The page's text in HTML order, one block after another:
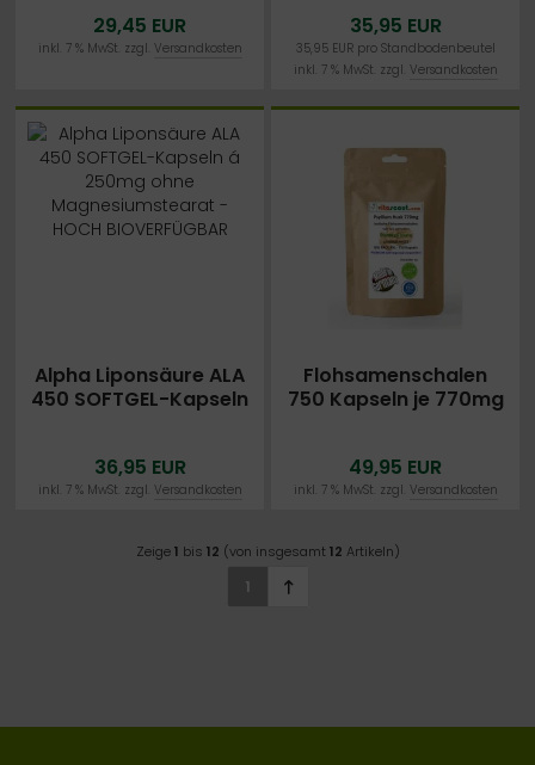
LABORGEPRÜFT
29,45 EUR
inkl. 7 % MwSt. zzgl. Versandkosten
PREMIUMQUALITÄT
SEHR FEIN VERMAHLEN -
BESTPREIS
35,95 EUR
35,95 EUR pro Standbodenbeutel
inkl. 7 % MwSt. zzgl. Versandkosten
Alpha Liponsäure ALA
450 SOFTGEL-Kapseln
HOCH BIOVERFÜGBAR
36,95 EUR
inkl. 7 % MwSt. zzgl. Versandkosten
Flohsamenschalen
750 Kapseln je 770mg
PREMIUMQUALITÄT
SEHR FEIN VERMAHLEN -
49,95 EUR
inkl. 7 % MwSt. zzgl. Versandkosten
Zeige1 bis 12 (von insgesamt 12 Artikeln)
1